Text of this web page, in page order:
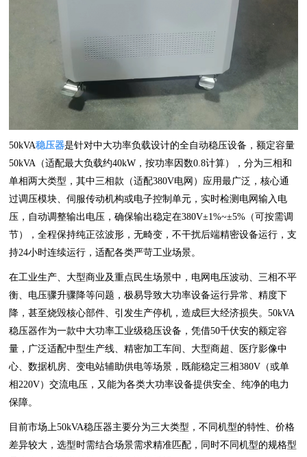
50kVA稳压器是针对中大功率负载设计的全自动稳压设备，额定容量
50kVA（适配最大负载约40kW，按功率因数0.8计算），分为三相和
单相两大类型，其中三相款（适配380V电网）应用最广泛，核心通
过调压模块、伺服传动机构或电子控制单元，实时检测电网输入电
压，自动调整输出电压，确保输出稳定在380V±1%~±5%（可按需调
节），全程保持纯正弦波形，无畸变，不干扰后端精密设备运行，支
持24小时连续运行，适配各类严苛工业场景。
在工业生产、大型商业及重点民生场景中，电网电压波动、三相不平
衡、电压骤升骤降等问题，极易导致大功率设备运行异常、精度下
降，甚至烧毁核心部件、引发生产停机，造成巨大经济损失。50kVA
稳压器作为一款中大功率工业级稳压设备，凭借50千伏安的额定容
量，广泛适配中型生产线、精密加工车间、大型商超、医疗影像中
心、数据机房、变电站辅助供电等场景，既能稳定三相380V（或单
相220V）交流电压，又能为各类大功率设备提供安全、纯净的电力
保障。
目前市场上50kVA稳压器主要分为三大类型，不同机型的特性、价格
差异较大，选型时需结合场景需求精准匹配，同时不同机型的规格型